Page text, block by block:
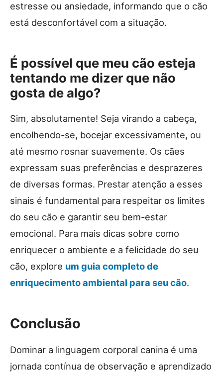
estresse ou ansiedade, informando que o cão
está desconfortável com a situação.
É possível que meu cão esteja
tentando me dizer que não
gosta de algo?
Sim, absolutamente! Seja virando a cabeça,
encolhendo-se, bocejar excessivamente, ou
até mesmo rosnar suavemente. Os cães
expressam suas preferências e desprazeres
de diversas formas. Prestar atenção a esses
sinais é fundamental para respeitar os limites
do seu cão e garantir seu bem-estar
emocional. Para mais dicas sobre como
enriquecer o ambiente e a felicidade do seu
cão, explore um guia completo de
enriquecimento ambiental para seu cão.
Conclusão
Dominar a linguagem corporal canina é uma
jornada contínua de observação e aprendizado